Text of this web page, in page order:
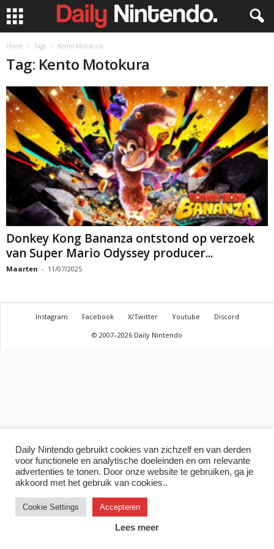
Home Tags Kento Motokura
Tag: Kento Motokura
Donkey Kong Bananza ontstond op verzoek
van Super Mario Odyssey producer...
Maarten - 11/07/2025
Instagram Facebook X/Twitter Youtube
Discord
© 2007–2026 Daily Nintendo
Daily Nintendo gebruikt cookies van zichzelf en van derden
voor functionele en analytische doeleinden en om relevante
advertenties te tonen. Door onze website te gebruiken, ga je
akkoord met het gebruik van cookies..
Cookie Settings Accepteren
Lees meer